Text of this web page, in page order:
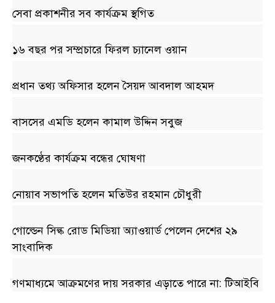
সেবা প্রকাশনীর সব কার্যক্রম স্থগিত
১৬ বছর পর সম্প্রচারে ফিরল চ্যানেল ওয়ান
প্রধান তথ্য অফিসার হলেন সৈয়দ আবদাল আহমদ
বাসসের এমডি হলেন কামাল উদ্দিন সবুজ
জনকণ্ঠের কার্যক্রম বন্ধের ঘোষণা
নোয়াব সভাপতি হলেন মতিউর রহমান চৌধুরী
গোল্ডেন সিল্ক রোড মিডিয়া অ্যাওয়ার্ড পেলেন দেশের ২৯
সাংবাদিক
গণমাধ্যমে আক্রমণের দায় সরকার এড়াতে পারে না: টিআইবি